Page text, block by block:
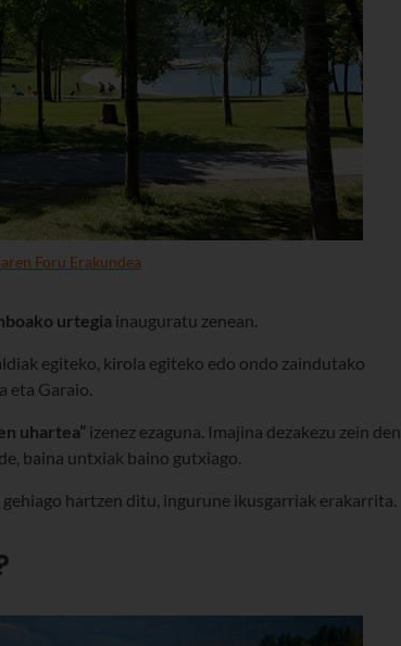
Foru Erakundea
urtegia inauguratu zenean.
egiteko, kirola egiteko edo ondo zaindutako
eta Garaio.
uhartea” izenez ezaguna. Imajina dezakezu zein den
baina untxiak baino gutxiago.
hartzen ditu, ingurune ikusgarriak erakarrita.